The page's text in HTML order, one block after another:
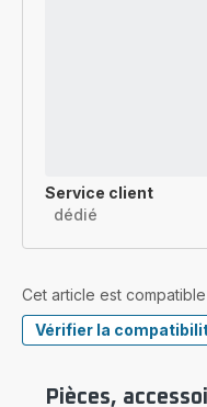
Service client
dédié
Cet article est
Vérifier la
Pièces,